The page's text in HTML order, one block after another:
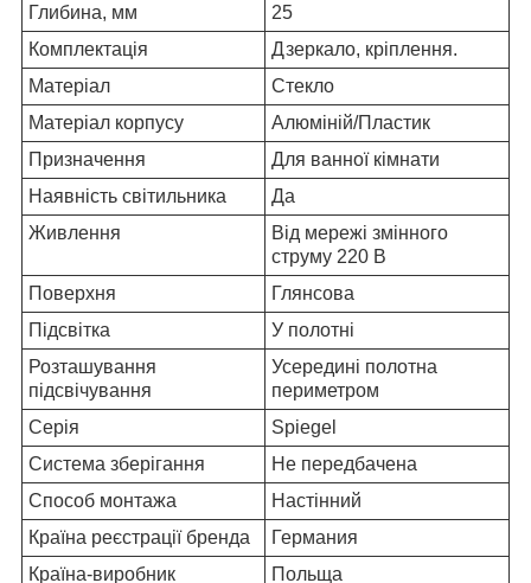
Глибина, мм
25
Комплектація
Дзеркало, кріплення.
Матеріал
Стекло
Матеріал корпусу
Алюміній/Пластик
Призначення
Для ванної кімнати
Наявність світильника
Да
Живлення
Від мережі змінного
струму 220 В
Поверхня
Глянсова
Підсвітка
У полотні
Розташування
підсвічування
Усередині полотна
периметром
Серія
Spiegel
Система зберігання
Не передбачена
Способ монтажа
Настінний
Країна реєстрації бренда
Германия
Країна-виробник
Польща